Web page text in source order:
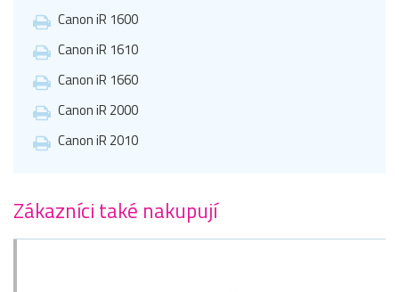
Canon iR 1600
Canon iR 1610
Canon iR 1660
Canon iR 2000
Canon iR 2010
Zákazníci také nakupují